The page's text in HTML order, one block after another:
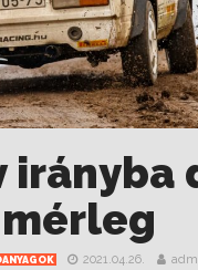
irányba
mérleg
2021.04.26.